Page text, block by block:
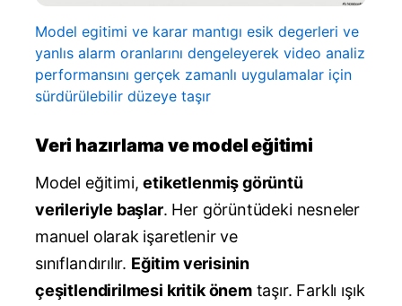
Model egitimi ve karar mantıgı esik degerleri ve
yanlıs alarm oranlarını dengeleyerek video analiz
performansını gerçek zamanlı uygulamalar için
sürdürülebilir düzeye taşır
Veri hazırlama ve model eğitimi
Model eğitimi,etiketlenmiş görüntü
verileriyle başlar. Her görüntüdeki nesneler
manuel olarak işaretlenir ve
sınıflandırılır. Eğitim verisinin
çeşitlendirilmesi kritik önemtaşır. Farklı ışık